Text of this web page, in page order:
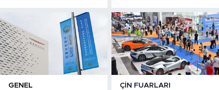
GENEL ÇIN FUARLARI